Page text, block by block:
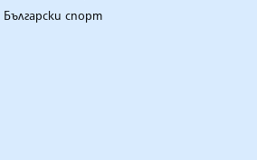
Български спорт